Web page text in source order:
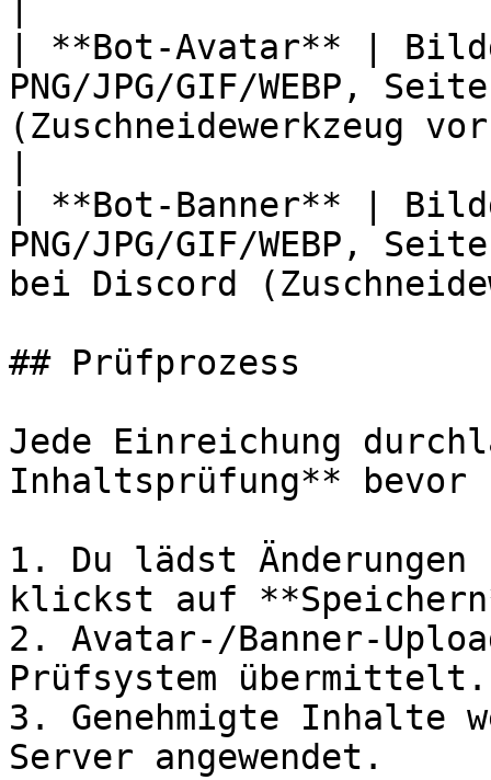
| **Bot-Avatar** |
PNG/JPG/GIF/WEBP,
(Zuschneidewerkzeug
| **Bot-Banner** |
PNG/JPG/GIF/WEBP,
bei Discord
## Prüfprozess
Jede Einreichung
Inhaltsprüfung** bevor
1. Du lädst
klickst auf
2. Avatar-/Banner-
Prüfsystem übermittelt.
3. Genehmigte Inhalte
Server angewendet.